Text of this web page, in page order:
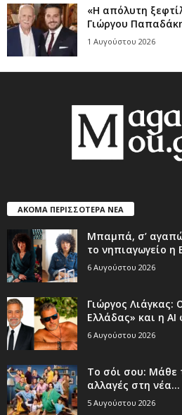
«Η απόλυτη
Γιώργου
1 Αυγούστου 2026
ΑΚΟΜΑ ΠΕΡΙΣΣΟΤΕΡΑ ΝΕΑ
Μπαμπά, σ’
το νηπιαγωγείο η
6 Αυγούστου 2026
Γιώργος Λιάγκας:
Ελλάδας» και η
6 Αυγούστου 2026
Το σόι σου: Μάθε
αλλαγές στη νέα...
5 Αυγούστου 2026